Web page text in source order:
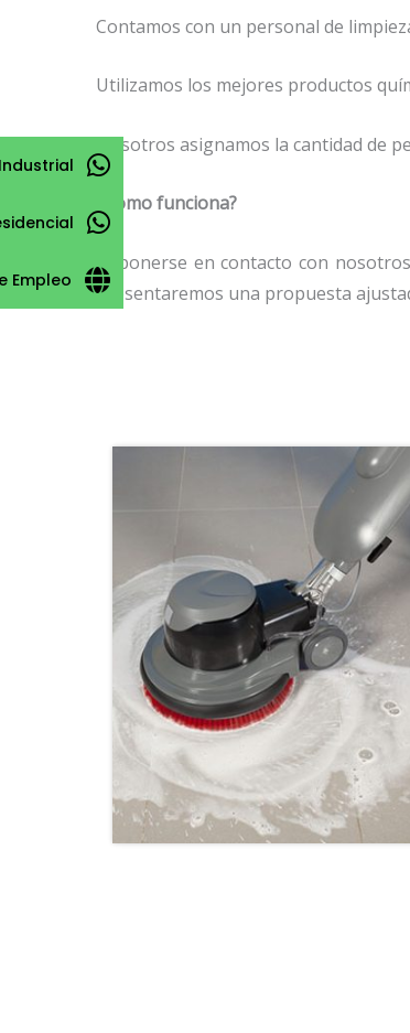
Contamos con un personal de
Utilizamos los mejores productos
Nosotros asignamos la cantidad de
¿Cómo funciona?
Al ponerse en contacto con
presentaremos una propuesta
Empleo